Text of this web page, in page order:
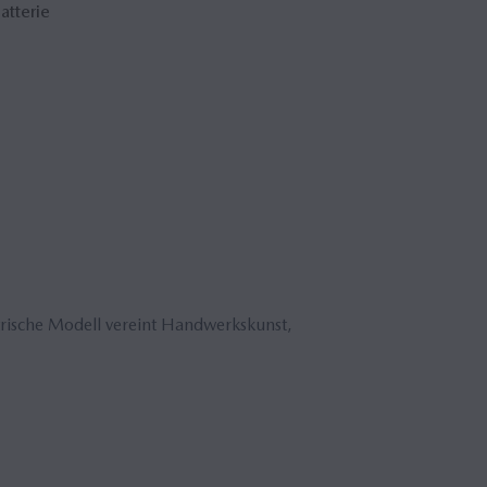
Modell vereint Handwerkskunst,